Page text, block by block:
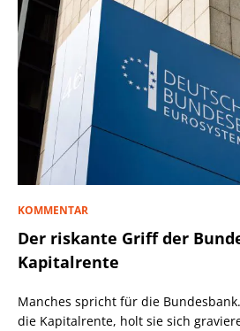
KOMMENTAR
Der riskante Griff der
Kapitalrente
Manches spricht für die
die Kapitalrente, holt sie sich